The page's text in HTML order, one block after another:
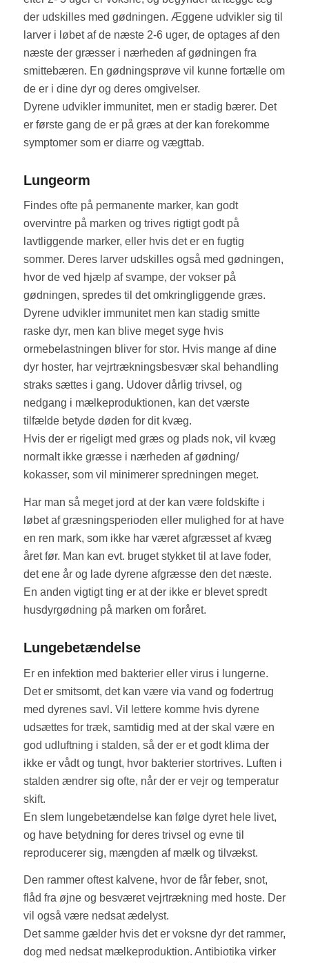
der udskilles med gødningen. Æggene udvikler sig til
larver i løbet af de næste 2-6 uger, de optages af den
næste der græsser i nærheden af gødningen fra
smittebæren. En gødningsprøve vil kunne fortælle om
de er i dine dyr og deres omgivelser.
Dyrene udvikler immunitet, men er stadig bærer. Det
er første gang de er på græs at der kan forekomme
symptomer som er diarre og vægttab.
Lungeorm
Findes ofte på permanente marker, kan godt
overvintre på marken og trives rigtigt godt på
lavtliggende marker, eller hvis det er en fugtig
sommer. Deres larver udskilles også med gødningen,
hvor de ved hjælp af svampe, der vokser på
gødningen, spredes til det omkringliggende græs.
Dyrene udvikler immunitet men kan stadig smitte
raske dyr, men kan blive meget syge hvis
ormebelastningen bliver for stor. Hvis mange af dine
dyr hoster, har vejrtrækningsbesvær skal behandling
straks sættes i gang. Udover dårlig trivsel, og
nedgang i mælkeproduktionen, kan det værste
tilfælde betyde døden for dit kvæg.
Hvis der er rigeligt med græs og plads nok, vil kvæg
normalt ikke græsse i nærheden af gødning/
kokasser, som vil minimerer spredningen meget.
Har man så meget jord at der kan være foldskifte i
løbet af græsningsperioden eller mulighed for at have
en ren mark, som ikke har været afgræsset af kvæg
året før. Man kan evt. bruget stykket til at lave foder,
det ene år og lade dyrene afgræsse den det næste.
En anden vigtigt ting er at der ikke er blevet spredt
husdyrgødning på marken om foråret.
Lungebetændelse
Er en infektion med bakterier eller virus i lungerne.
Det er smitsomt, det kan være via vand og fodertrug
med dyrenes savl. Vil lettere komme hvis dyrene
udsættes for træk, samtidig med at der skal være en
god udluftning i stalden, så der er et godt klima der
ikke er vådt og tungt, hvor bakterier stortrives. Luften i
stalden ændrer sig ofte, når der er vejr og temperatur
skift.
En slem lungebetændelse kan følge dyret hele livet,
og have betydning for deres trivsel og evne til
reproducerer sig, mængden af mælk og tilvækst.
Den rammer oftest kalvene, hvor de får feber, snot,
flåd fra øjne og besværet vejrtrækning med hoste. Der
vil også være nedsat ædelyst.
Det samme gælder hvis det er voksne dyr det rammer,
dog med nedsat mælkeproduktion. Antibiotika virker